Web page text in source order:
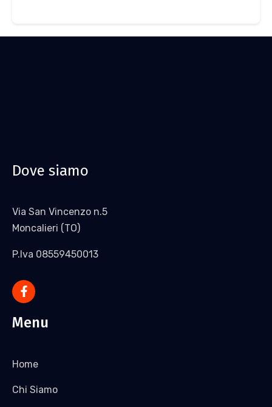
Dove siamo
Via San Vincenzo n.5
Moncalieri (TO)
P.Iva 08559450013
Menu
Home
Chi Siamo